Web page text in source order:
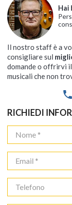
Hai
Il nostro staff è a
consigliare sul
domande o offrirvi il
musicali che non
phone
RICHIEDI